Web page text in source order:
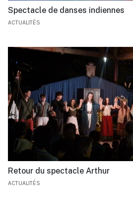
Spectacle de danses indiennes
ACTUALITÉS
Retour du spectacle Arthur
ACTUALITÉS